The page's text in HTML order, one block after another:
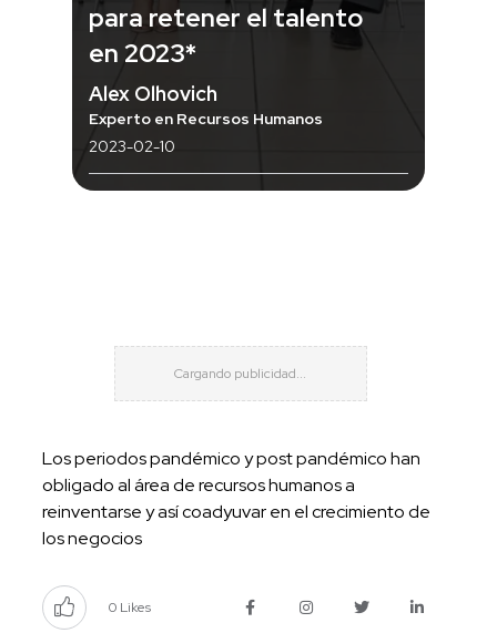
para retener el talento
en 2023*
Alex Olhovich
Experto en Recursos Humanos
2023-02-10
Los periodos pandémico y post pandémico han
obligado al área de recursos humanos a
reinventarse y así coadyuvar en el crecimiento de
los negocios
0 Likes